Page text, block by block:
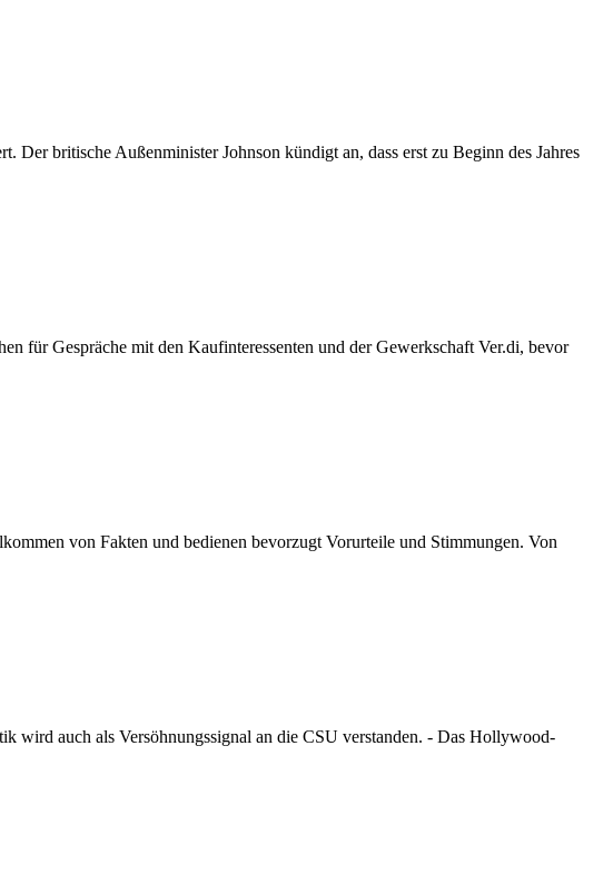
britische Außenminister Johnson kündigt an, dass erst zu Beginn des Jahres
für Gespräche mit den Kaufinteressenten und der Gewerkschaft Ver.di, bevor
von Fakten und bedienen bevorzugt Vorurteile und Stimmungen. Von
wird auch als Versöhnungssignal an die CSU verstanden. - Das Hollywood-